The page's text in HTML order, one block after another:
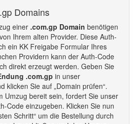
Domains
einer .com.gp Domain benötigen
Ihrem alten Provider. Diese Auth-
ein KK Freigabe Formular Ihres
Providern kann der Auth-Code
direkt erzeugt werden. Geben Sie
.com.gp in unser
klicken Sie auf „Domain prüfen“.
Umzug bereit sein, fordert Sie unser
Code einzugeben. Klicken Sie nun
Schritt“ um die Bestellung durch